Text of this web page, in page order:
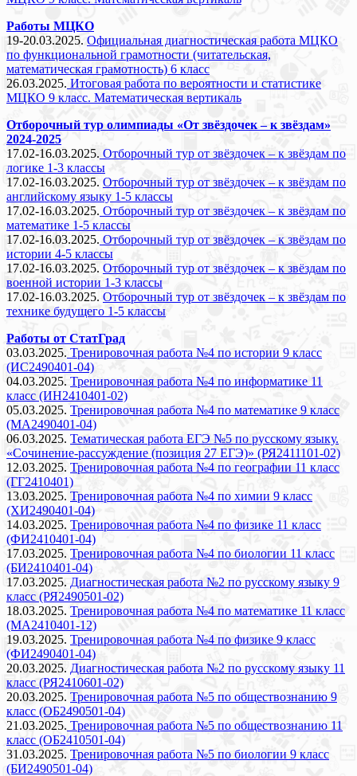
Работы МЦКО
19-20.03.2025. Официальная диагностическая работа МЦКО
по функциональной грамотности (читательская,
математическая грамотность) 6 класс
26.03.2025. Итоговая работа по вероятности и статистике
МЦКО 9 класс. Математическая вертикаль
Отборочный тур олимпиады «От звёздочек – к звёздам»
2024-2025
17.02-16.03.2025. Отборочный тур от звёздочек – к звёздам по
логике 1-3 классы
17.02-16.03.2025. Отборочный тур от звёздочек – к звёздам по
английскому языку 1-5 классы
17.02-16.03.2025. Отборочный тур от звёздочек – к звёздам по
математике 1-5 классы
17.02-16.03.2025. Отборочный тур от звёздочек – к звёздам по
истории 4-5 классы
17.02-16.03.2025. Отборочный тур от звёздочек – к звёздам по
военной истории 1-3 классы
17.02-16.03.2025. Отборочный тур от звёздочек – к звёздам по
технике будущего 1-5 классы
Работы от СтатГрад
03.03.2025. Тренировочная работа №4 по истории 9 класс
(ИС2490401-04)
04.03.2025. Тренировочная работа №4 по информатике 11
класс (ИН2410401-02)
05.03.2025. Тренировочная работа №4 по математике 9 класс
(МА2490401-04)
06.03.2025. Тематическая работа ЕГЭ №5 по русскому языку.
«Сочинение-рассуждение (позиция 27 ЕГЭ)» (РЯ2411101-02)
12.03.2025. Тренировочная работа №4 по географии 11 класс
(ГГ2410401)
13.03.2025. Тренировочная работа №4 по химии 9 класс
(ХИ2490401-04)
14.03.2025. Тренировочная работа №4 по физике 11 класс
(ФИ2410401-04)
17.03.2025. Тренировочная работа №4 по биологии 11 класс
(БИ2410401-04)
17.03.2025. Диагностическая работа №2 по русскому языку 9
класс (РЯ2490501-02)
18.03.2025. Тренировочная работа №4 по математике 11 класс
(МА2410401-12)
19.03.2025. Тренировочная работа №4 по физике 9 класс
(ФИ2490401-04)
20.03.2025. Диагностическая работа №2 по русскому языку 11
класс (РЯ2410601-02)
20.03.2025. Тренировочная работа №5 по обществознанию 9
класс (ОБ2490501-04)
21.03.2025. Тренировочная работа №5 по обществознанию 11
класс (ОБ2410501-04)
31.03.2025. Тренировочная работа №5 по биологии 9 класс
(БИ2490501-04)